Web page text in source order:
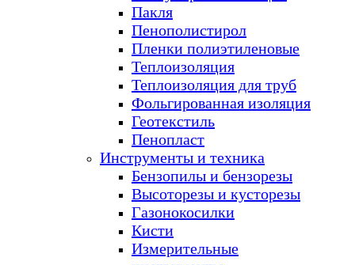
Пакля
Пенополистирол
Пленки полиэтиленовые
Теплоизоляция
Теплоизоляция для труб
Фольгированная изоляция
Геотекстиль
Пенопласт
Инструменты и техника
Бензопилы и бензорезы
Высоторезы и кусторезы
Газонокосилки
Кисти
Измерительные